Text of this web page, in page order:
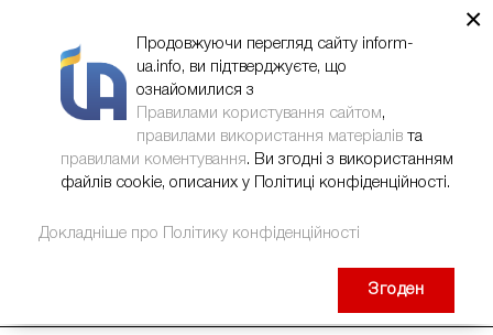
×
Продовжуючи перегляд сайту inform-
ua.info, ви підтверджуєте, що
ознайомилися з
Правилами користування сайтом,
правилами використання матеріалів та
правилами коментування. Ви згодні з використанням
файлів cookie, описаних у Політиці конфіденційності.
Докладніше про Політику конфіденційності
Згоден